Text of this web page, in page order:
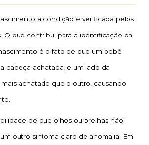
a condição é verificada pelos
O que contribui para a identificação da
é o fato de que um bebê
cabeça achatada, e um lado da
achatado que o outro, causando
de que olhos ou orelhas não
outro sintoma claro de anomalia. Em